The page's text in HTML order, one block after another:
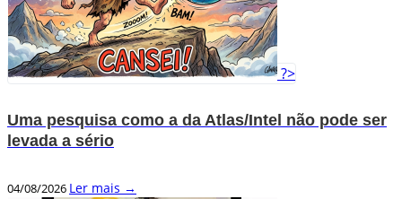
?>
Uma pesquisa como a da Atlas/Intel não pode ser
levada a sério
04/08/2026 Ler mais →